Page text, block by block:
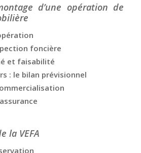
d’une opération de
foncière
et faisabilité
: le bilan prévisionnel
la VEFA